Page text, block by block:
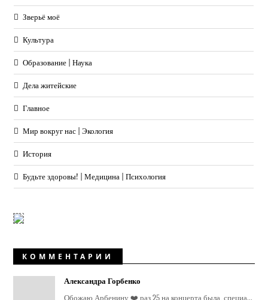
Зверьё моё
Культура
Образование | Наука
Дела житейские
Главное
Мир вокруг нас | Экология
История
Будьте здоровы! | Медицина | Психология
КОММЕНТАРИИ
Александра Горбенко
Обожаю Арбенину ❤️ раз 25 на концерта была, специа...